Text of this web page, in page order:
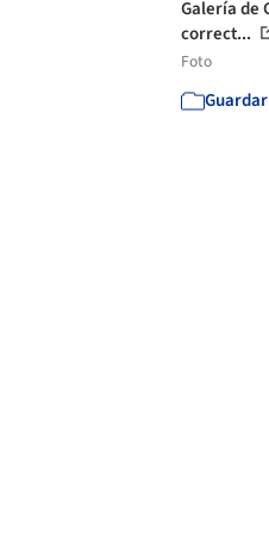
Galería de
correct...
Foto
Guardar